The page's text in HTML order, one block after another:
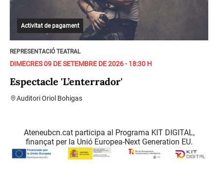
Activitat de pagament
REPRESENTACIÓ TEATRAL
DIMECRES 09 DE SETEMBRE DE 2026 - 18:30 H
Espectacle 'L’enterrador'
Auditori Oriol Bohigas
Ateneubcn.cat participa al Programa KIT DIGITAL,
finançat per la Unió Europea-Next Generation EU.